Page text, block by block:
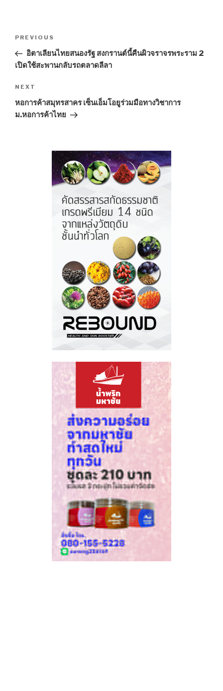
Post
navigation
Previous
Post
PREVIOUS
อิตาเลียนไทยสนองรัฐ สงกรานต์นี้คืนผิวจราจรพระราม 2
เปิดใช้สะพานกลับรถตลาดลีลา
Next
Post
NEXT
หอการค้าสมุทรสาคร เซ็นเอ็มโอยูร่วมมือทางวิชาการ
ม.หอการค้าไทย